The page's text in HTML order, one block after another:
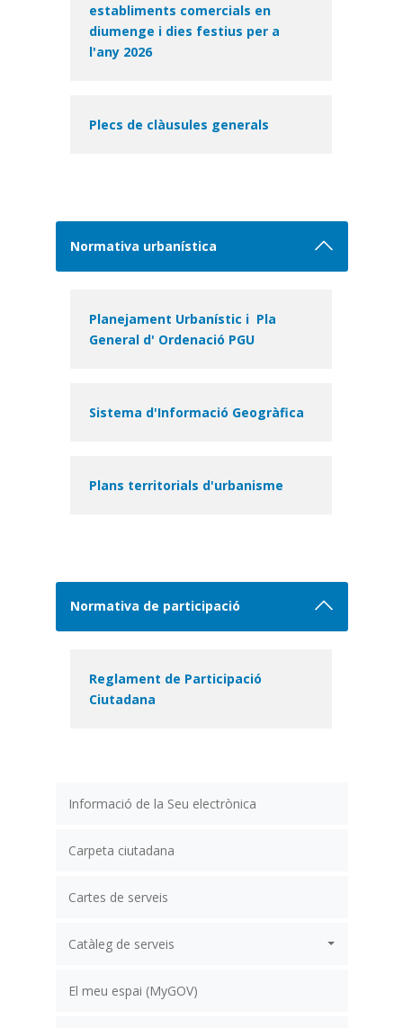
Informació de la Seu electrònica
Carpeta ciutadana
Cartes de serveis
Catàleg de serveis
El meu espai (MyGOV)
establiments comercials en
diumenge i dies festius per a
l'any 2026
Plecs de clàusules generals
Normativa urbanística
Planejament Urbanístic i Pla
General d' Ordenació PGU
Sistema d'Informació Geogràfica
Plans territorials d'urbanisme
Normativa de participació
Reglament de Participació
Ciutadana